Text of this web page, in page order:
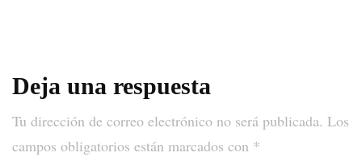
Deja una respuesta
Tu dirección de correo electrónico no será publicada. Los
campos obligatorios están marcados con *